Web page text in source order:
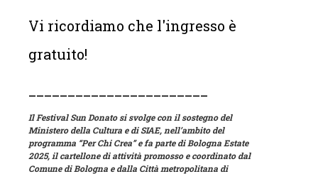
Vi ricordiamo che l'ingresso è
gratuito!
Il Festival Sun Donato si svolge con il sostegno del
Ministero della Cultura e di SIAE, nell’ambito del
programma “Per Chi Crea” e fa parte di Bologna Estate
2025, il cartellone di attività promosso e coordinato dal
Comune di Bologna e dalla Città metropolitana di